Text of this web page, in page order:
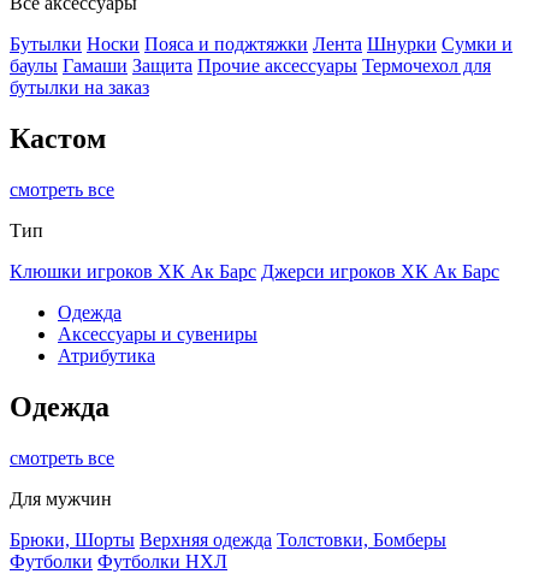
Бутылки Носки Пояса и поджтяжки Лента Шнурки Сумки и
баулы Гамаши Защита Прочие аксессуары Термочехол для
бутылки на заказ
Кастом
смотреть все
Тип
Клюшки игроков ХК Ак Барс Джерси игроков ХК Ак Барс
Одежда
Аксессуары и сувениры
Атрибутика
Одежда
смотреть все
Для мужчин
Брюки, Шорты Верхняя одежда Толстовки, Бомберы
Футболки Футболки НХЛ